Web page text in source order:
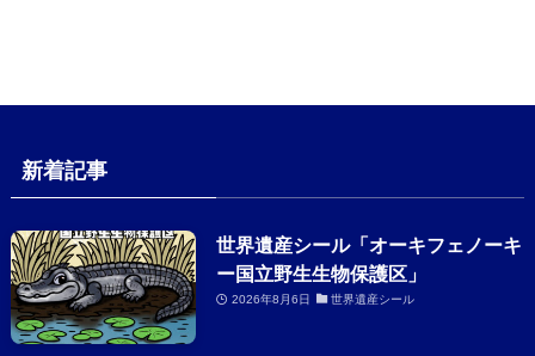
新着記事
世界遺産シール「オーキフェノーキ
ー国立野生生物保護区」
2026年8月6日 世界遺産シール